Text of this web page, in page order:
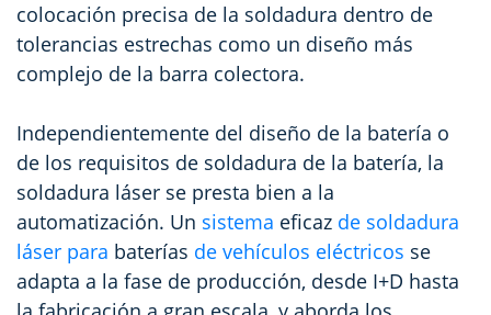
colocación precisa de la soldadura dentro de
tolerancias estrechas como un diseño más
complejo de la barra colectora.
Independientemente del diseño de la batería o
de los requisitos de soldadura de la batería, la
soldadura láser se presta bien a la
automatización. Un sistema eficaz de soldadura
láser para baterías de vehículos eléctricos se
adapta a la fase de producción, desde I+D hasta